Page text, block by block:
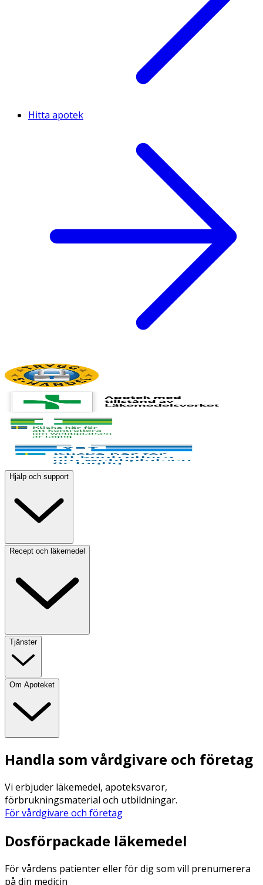
Hitta apotek
Hjälp och support
Recept och läkemedel
Tjänster
Om Apoteket
Handla som vårdgivare och företag
Vi erbjuder läkemedel, apoteksvaror,
förbrukningsmaterial och utbildningar.
För vårdgivare och företag
Dosförpackade läkemedel
För vårdens patienter eller för dig som vill prenumerera
på din medicin